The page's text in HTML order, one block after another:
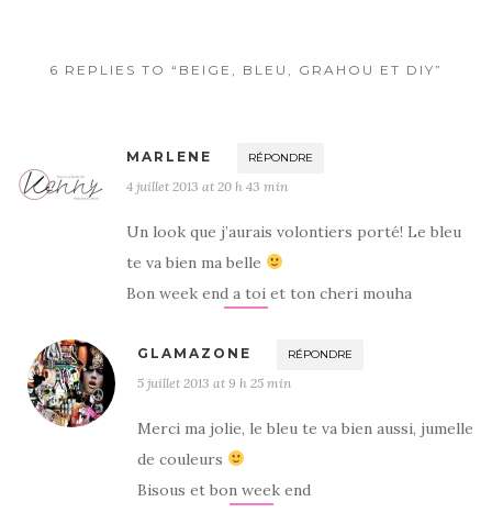
6 REPLIES TO “BEIGE, BLEU, GRAHOU ET DIY”
MARLENE RÉPONDRE
4 juillet 2013 at 20 h 43 min
Un look que j’aurais volontiers porté! Le bleu
te va bien ma belle
Bon week end a toi et ton cheri mouha
GLAMAZONE RÉPONDRE
5 juillet 2013 at 9 h 25 min
Merci ma jolie, le bleu te va bien aussi, jumelle
de couleurs
Bisous et bon week end